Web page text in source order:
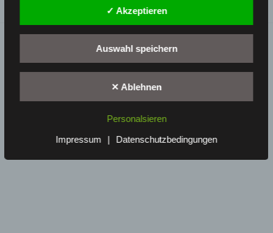
Stolz präsentiert von WordPress
✓ Akzeptieren
Auswahl speichern
✕ Ablehnen
Personalsieren
Impressum Datenschutzbedingungen